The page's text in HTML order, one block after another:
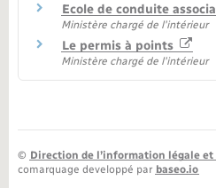
Ecole de conduite
Ministère chargé de l'intérieur
Le permis à points
Ministère chargé de l'intérieur
© Direction de l’information légale
comarquage developpé par baseo.io